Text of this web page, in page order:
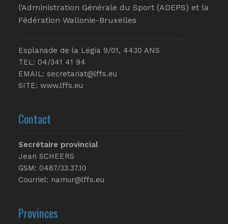
l’Administration Générale du Sport (ADEPS) et la
Fédération Wallonie-Bruxelles
Esplanade de la Légia 9/01, 4430 ANS
TEL: 04/341 41 94
EMAIL: secretariat@lffs.eu
SITE: www.lffs.eu
Contact
Secrétaire provincial
Jean SCHEERS
GSM: 0487/33.37.10
Courriel: namur@lffs.eu
Provinces